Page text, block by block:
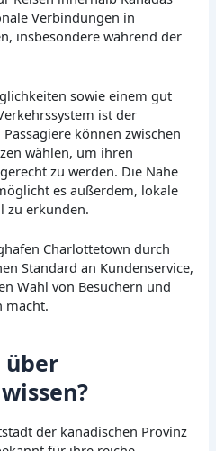
Verbindungen in
insbesondere während der
sowie einem gut
ist der
können zwischen
wählen, um ihren
zu werden. Die Nähe
es außerdem, lokale
zu erkunden.
Charlottetown durch
Standard an Kundenservice,
Wahl von Besuchern und
macht.
über
der kanadischen Provinz